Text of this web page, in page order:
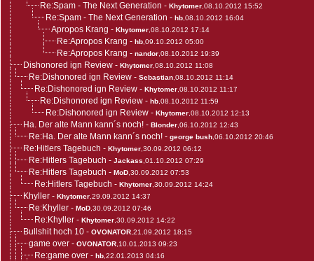
Re:Spam - The Next Generation - Khytomer ,08.10.2012 15:52
Re:Spam - The Next Generation - hb ,08.10.2012 16:04
Apropos Krang - Khytomer ,08.10.2012 17:14
Re:Apropos Krang - hb ,09.10.2012 05:00
Re:Apropos Krang - nandor ,08.10.2012 19:39
Dishonored ign Review - Khytomer ,08.10.2012 11:08
Re:Dishonored ign Review - Sebastian ,08.10.2012 11:14
Re:Dishonored ign Review - Khytomer ,08.10.2012 11:17
Re:Dishonored ign Review - hb ,08.10.2012 11:59
Re:Dishonored ign Review - Khytomer ,08.10.2012 12:13
Ha. Der alte Mann kann´s noch! - Blonder ,06.10.2012 12:43
Re:Ha. Der alte Mann kann´s noch! - george bush ,06.10.2012 20:46
Re:Hitlers Tagebuch - Khytomer ,30.09.2012 06:12
Re:Hitlers Tagebuch - Jackass ,01.10.2012 07:29
Re:Hitlers Tagebuch - MoD ,30.09.2012 07:53
Re:Hitlers Tagebuch - Khytomer ,30.09.2012 14:24
Khyller - Khytomer ,29.09.2012 14:37
Re:Khyller - MoD ,30.09.2012 07:46
Re:Khyller - Khytomer ,30.09.2012 14:22
Bullshit hoch 10 - OVONATOR ,21.09.2012 18:15
game over - OVONATOR ,10.01.2013 09:23
Re:game over - hb ,22.01.2013 04:16